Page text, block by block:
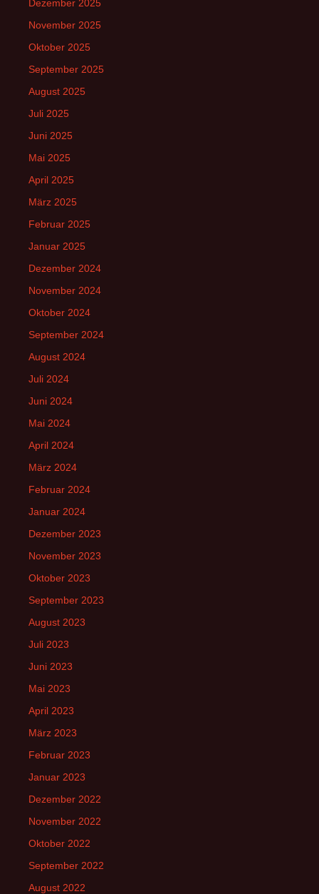
Dezember 2025
November 2025
Oktober 2025
September 2025
August 2025
Juli 2025
Juni 2025
Mai 2025
April 2025
März 2025
Februar 2025
Januar 2025
Dezember 2024
November 2024
Oktober 2024
September 2024
August 2024
Juli 2024
Juni 2024
Mai 2024
April 2024
März 2024
Februar 2024
Januar 2024
Dezember 2023
November 2023
Oktober 2023
September 2023
August 2023
Juli 2023
Juni 2023
Mai 2023
April 2023
März 2023
Februar 2023
Januar 2023
Dezember 2022
November 2022
Oktober 2022
September 2022
August 2022